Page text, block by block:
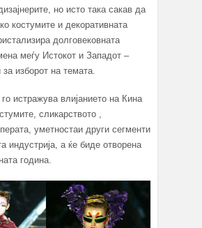
но исто така сакав да
костумите и декоративната
долговековната
меѓу Истокот и Западот –
за изборот на темата.
истражува влијанието на Кина
сликарството ,
уметностаи други сегменти
индустрија, а ќе биде отворена
година.